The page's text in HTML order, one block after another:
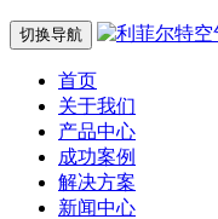
切换导航
首页
关于我们
产品中心
成功案例
解决方案
新闻中心